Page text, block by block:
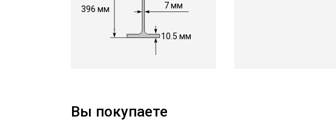
396 мм 7 мм
10.5 мм
Вы покупаете